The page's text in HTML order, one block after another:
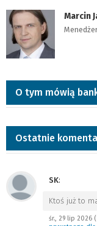
Marcin
O tym mówią
Ostatnie
SK:
Ktoś już to
śr., 29 lip 2026